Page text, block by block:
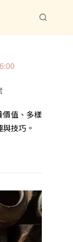
價值、多樣
技巧。